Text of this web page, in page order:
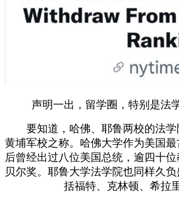
声明一出，留学圈，特别是法
要知道，哈佛、耶鲁两校的法学
黄埔军校之称。哈佛大学作为美国
后曾经出过八位美国总统，逾四十
贝尔奖。耶鲁大学法学院也同样久
括福特、克林顿、希拉